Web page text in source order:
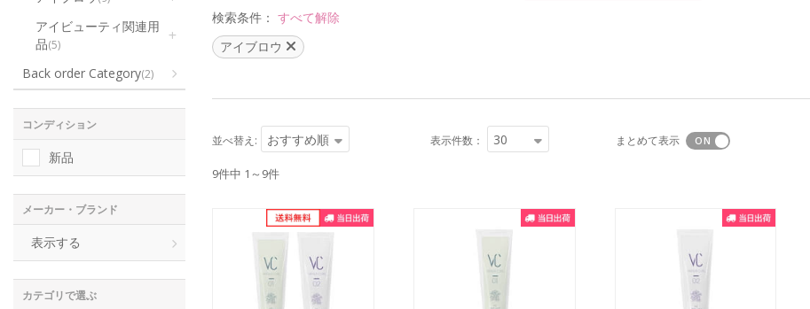
アイビューティ関連用
品(5)
Back order Category(2)
コンディション
新品
メーカー・ブランド
表示する
カテゴリで選ぶ
検索条件： すべて解除
アイブロウ
並べ替え: おすすめ順 表示件数： 30 まとめて表示
9件中 1～9件